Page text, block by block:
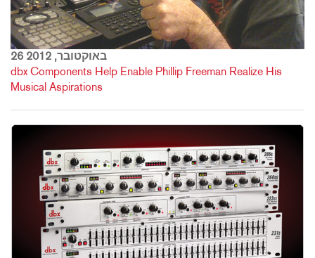
26 באוקטובר, 2012
dbx Components Help Enable Phillip Freeman Realize His
Musical Aspirations